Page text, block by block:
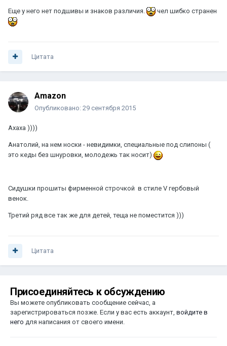
Еще у него нет подшивы и знаков различия. чел шибко странен
Цитата
Amazon
Опубликовано: 29 сентября 2015
Ахаха ))))
Анатолий, на нем носки - невидимки, специальные под слипоны (
это кеды без шнуровки, молодежь так носит)
Сидушки прошиты фирменной строчкой в стиле V гербовый
венок.
Третий ряд все так же для детей, теща не поместится )))
Цитата
Присоединяйтесь к обсуждению
Вы можете опубликовать сообщение сейчас, а
зарегистрироваться позже. Если у вас есть аккаунт, войдите в
него для написания от своего имени.